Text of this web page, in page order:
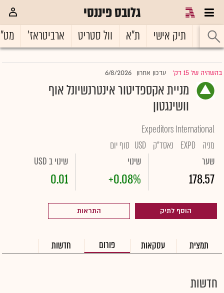
גלובס פיננסי
ראשי תיק אישי ת"א וול סטריט ארביטראז'
בהשהיה של 15 דק' |עדכון אחרון 6/8/2026
מניית אקספדיטור אינטרנשיונל אוף
וושינגטון
Expeditors International
מניה
EXPD נאסד"ק USD סוף יום
שער
178.57
שינוי
+0.08%
שינוי ב USD
0.01
הוסף לתיק התראות
תמצית עסקאות פורום חדשות
חדשות